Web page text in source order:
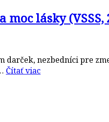
lásky (VSSS,
darček, nezbedníci pre
Čítať viac